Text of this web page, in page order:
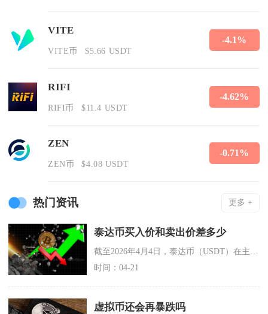
VITE
VITE币 $5.66 USDT
-4.1%
RIFI
RIFI币 $11.4 USDT
-4.62%
ZEN
ZEN币 $4.08 USDT
-0.71%
热门资讯 更多 +
泰达币买入价和卖出价差多少
时间：04-21
虚拟币还会再暴跌吗